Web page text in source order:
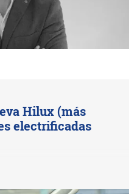
Hilux (más
electrificadas